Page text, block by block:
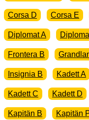
Corsa D Corsa E
Diplomat A
Frontera B
Insignia B Kadett A
Kadett C Kadett D
Kapitän B Kapitän